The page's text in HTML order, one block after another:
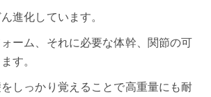
進化しています。
ーム、それに必要な体幹、関節の可
す。
しっかり覚えることで高重量にも耐